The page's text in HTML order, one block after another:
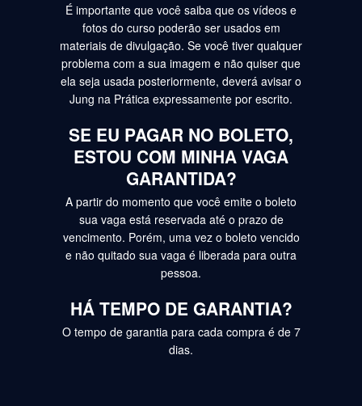
É importante que você saiba que os vídeos e
fotos do curso poderão ser usados em
materiais de divulgação. Se você tiver qualquer
problema com a sua imagem e não quiser que
ela seja usada posteriormente, deverá avisar o
Jung na Prática expressamente por escrito.
SE EU PAGAR NO BOLETO,
ESTOU COM MINHA VAGA
GARANTIDA?
A partir do momento que você emite o boleto
sua vaga está reservada até o prazo de
vencimento. Porém, uma vez o boleto vencido
e não quitado sua vaga é liberada para outra
pessoa.
HÁ TEMPO DE GARANTIA?
O tempo de garantia para cada compra é de 7
dias.